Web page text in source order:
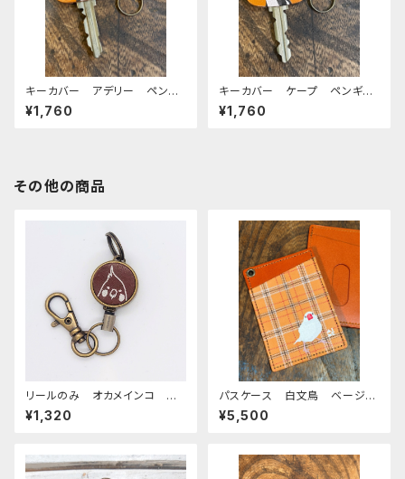
キーカバー アデリー ペンギ
ン CAMEL キャメル 栃木
レザー
¥1,760
キーカバー ケープ ペンギ
ン CAMEL キャメル 栃木
レザー
¥1,760
その他の商品
リールのみ オカメインコ モノ
トーン ブラウン おかめいん
こ
¥1,320
パスケース 白文鳥 ベージ
ュ タータンチェック レッドブ
ラウン 文鳥 栃木レザー
¥5,500